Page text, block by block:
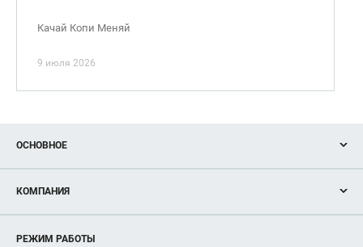
Качай Копи Меняй
9 июля 2026
ОСНОВНОЕ
Новости
Магазины
Услуги
КОМПАНИЯ
Рекламодателям
РЕЖИМ РАБОТЫ